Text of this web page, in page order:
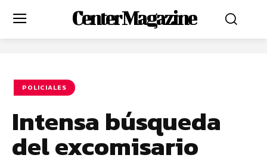
Center Magazine
POLICIALES
Intensa búsqueda
del excomisario